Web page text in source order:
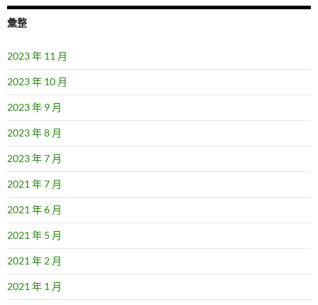
彙整
2023 年 11 月
2023 年 10 月
2023 年 9 月
2023 年 8 月
2023 年 7 月
2021 年 7 月
2021 年 6 月
2021 年 5 月
2021 年 2 月
2021 年 1 月